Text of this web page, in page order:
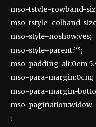
mso-tstyle-rowband-
mso-tstyle-colband-
mso-style-noshow:yes;
mso-style-parent:””;
mso-padding-alt:0cm
mso-para-margin:0cm;
mso-para-margin-
mso-
;